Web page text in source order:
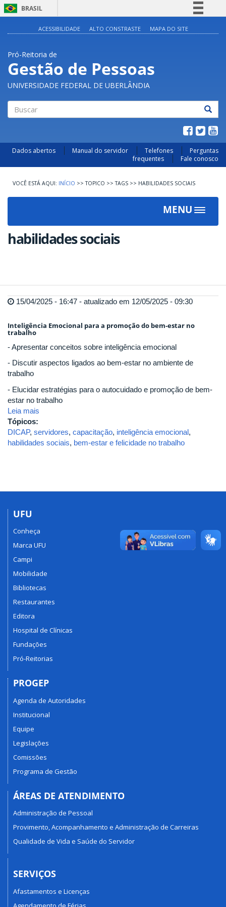
BRASIL
Acesso à informação
Legislação
Canais
ACESSIBILIDADE ALTO CONSTRASTE MAPA DO SITE
Pró-Reitoria de
Gestão de Pessoas
UNIVERSIDADE FEDERAL DE UBERLÂNDIA
Dados abertos Manual do servidor Telefones
Perguntas
frequentes
Fale conosco
INÍCIO >> TOPICO >> TAGS >> HABILIDADES SOCIAIS
MENU
Toggle
habilidades sociais
15/04/2025 - 16:47 - atualizado em 12/05/2025 - 09:30
Inteligência Emocional para a promoção do bem-estar no
trabalho
- Apresentar conceitos sobre inteligência emocional
- Discutir aspectos ligados ao bem-estar no ambiente de
trabalho
- Elucidar estratégias para o autocuidado e promoção de bem-
estar no trabalho
Leia mais
Tópicos:
DICAP, servidores, capacitação, inteligência emocional,
habilidades sociais, bem-estar e felicidade no trabalho
UFU
Conheça
Marca UFU
Campi
Mobilidade
Bibliotecas
Restaurantes
Editora
Hospital de Clínicas
Fundações
Pró-Reitorias
PROGEP
Agenda de Autoridades
Institucional
Equipe
Legislações
Comissões
Programa de Gestão
ÁREAS DE ATENDIMENTO
Administração de Pessoal
Provimento, Acompanhamento e Administração de Carreiras
Qualidade de Vida e Saúde do Servidor
SERVIÇOS
Afastamentos e Licenças